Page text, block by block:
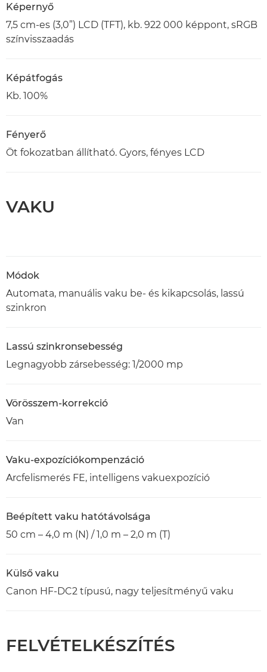
Képernyő
7,5 cm-es (3,0”) LCD (TFT), kb. 922 000 képpont, sRGB
színvisszaadás
Képátfogás
Kb. 100%
Fényerő
Öt fokozatban állítható. Gyors, fényes LCD
VAKU
Módok
Automata, manuális vaku be- és kikapcsolás, lassú
szinkron
Lassú szinkronsebesség
Legnagyobb zársebesség: 1/2000 mp
Vörösszem-korrekció
Van
Vaku-expozíciókompenzáció
Arcfelismerés FE, intelligens vakuexpozíció
Beépített vaku hatótávolsága
50 cm – 4,0 m (N) / 1,0 m – 2,0 m (T)
Külső vaku
Canon HF-DC2 típusú, nagy teljesítményű vaku
FELVÉTELKÉSZÍTÉS